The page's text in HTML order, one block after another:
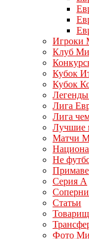
Игроки
Клуб
Кубок
Кубок
Лига
Лига
Лучшие
Матчи
Не
Серия А
Статьи
Фото